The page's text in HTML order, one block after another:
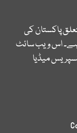
پاکستان کی
اس ویب سائٹ
میڈیا